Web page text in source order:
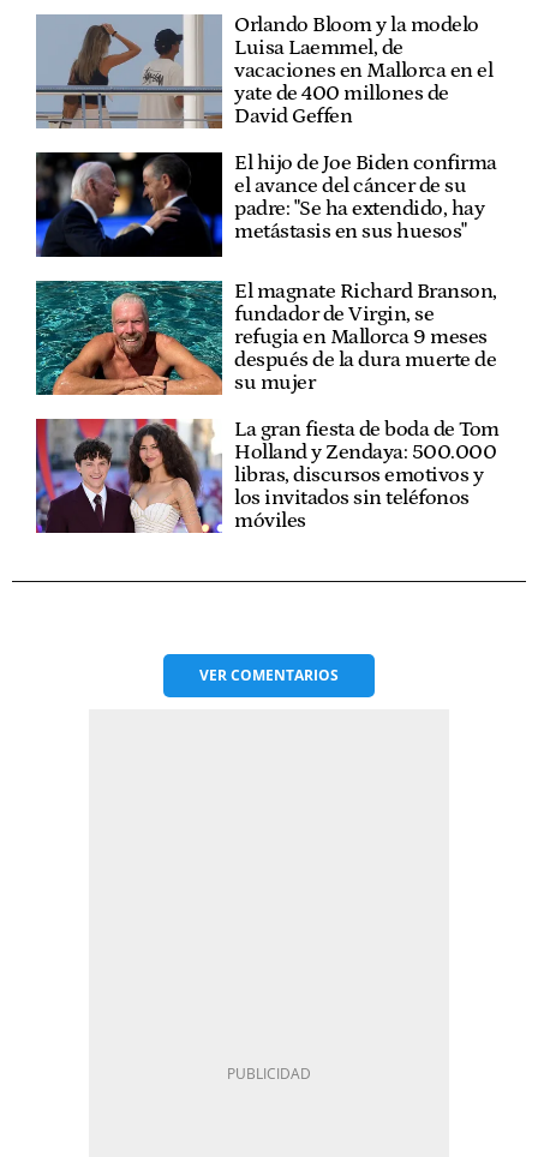
Orlando Bloom y la modelo
Luisa Laemmel, de
vacaciones en Mallorca en el
yate de 400 millones de
David Geffen
El hijo de Joe Biden confirma
el avance del cáncer de su
padre: "Se ha extendido, hay
metástasis en sus huesos"
El magnate Richard Branson,
fundador de Virgin, se
refugia en Mallorca 9 meses
después de la dura muerte de
su mujer
La gran fiesta de boda de Tom
Holland y Zendaya: 500.000
libras, discursos emotivos y
los invitados sin teléfonos
móviles
VERCOMENTARIOS